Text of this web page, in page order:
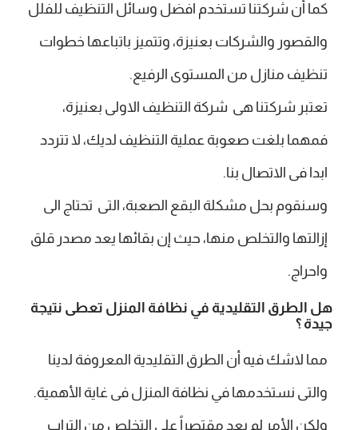
كما أن شركتنا تستخدم افضل وسائل التنظيف للفلل
والقصور والشركات بعنيزة، وتتميز باتباعها خطوات
تنظيف منازل من المستوى الرفيع.
تعتبر شركتنا هى شركة التنظيف الاولى بعنيزة،
فمهما بلغت صعوبة عملية التنظيف لديك، لا تتردد
ابدا فى الاتصال بنا.
وسنقوم بحل مشكلة البقع الصعبة، التى تحتاج الى
إزالتها والتخلص منها، حيث إن بقائها يعد مصدر قلق
واحراج.
هل الطرق التقليدية في نظافة المنزل تعطى نتيجة
جيدة ؟
مما لاشك فيه أن الطرق التقليدية المعروفة لدينا
والتى نستخدمها في نظافة المنزل فى غاية الأهمية.
ولكن الأمر لم يعد مقتصراً على التخلص من التراب